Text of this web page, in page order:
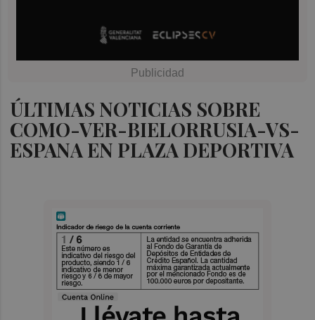
ÚLTIMAS NOTICIAS SOBRE
COMO-VER-BIELORRUSIA-VS-
ESPANA EN PLAZA DEPORTIVA